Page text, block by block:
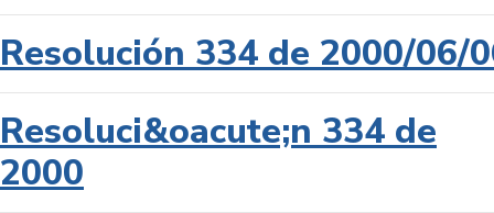
Resolución 334 de 2000/06/
Resoluci&oacute;n 334 de
2000